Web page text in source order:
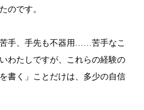
のです。
手、手先も不器用……苦手なこ
わたしですが、これらの経験の
書く」ことだけは、多少の自信